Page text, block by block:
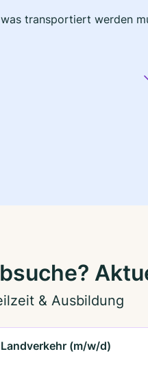
was transportiert werden
& Ausbildung
(m/w/d)